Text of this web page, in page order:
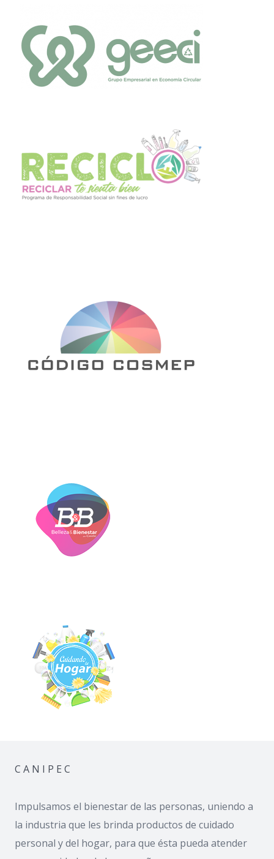
C A N I P E C
Impulsamos el bienestar de las personas, uniendo a
la industria que les brinda productos de cuidado
personal y del hogar, para que ésta pueda atender